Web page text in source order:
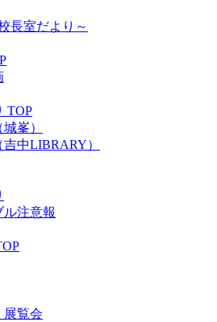
長室だより～
TOP
峯）
中LIBRARY）
ル注意報
展覧会